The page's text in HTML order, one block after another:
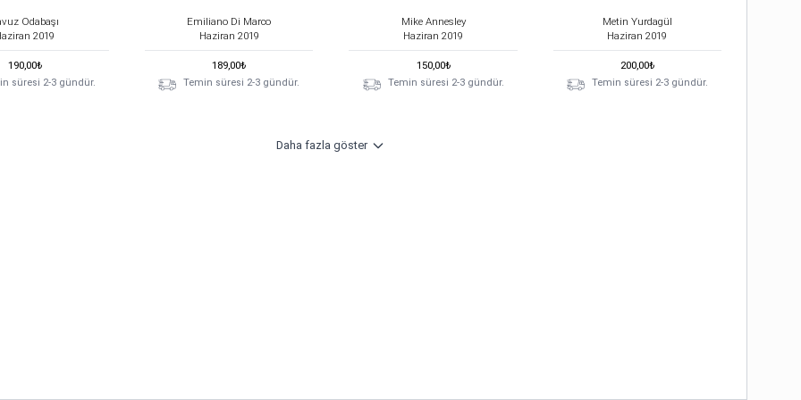
Odabaşı
2019
190,00₺
süresi 2-3 gündür.
Emiliano Di Marco
Haziran 2019
189,00₺
Temin süresi 2-3 gündür.
Mike Annesley
Haziran 2019
150,00₺
Temin süresi 2-3 gündür.
Metin Yurdagül
Haziran 2019
200,00₺
Temin süresi 2-3 gündür.
Daha fazla göster